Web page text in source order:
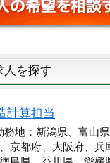
人を探す
計算担当
：新潟県、富山県
京都府、大阪府、